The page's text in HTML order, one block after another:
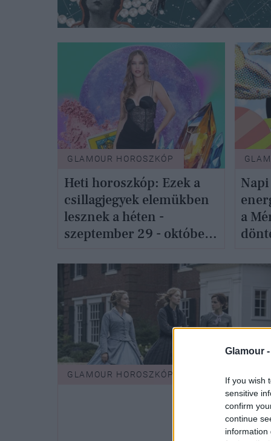
Glamour -
If you wish
sensitive
confirm
continue
information
GLAMOUR HOROSZKÓP
Heti horoszkóp: Ezek a
csillagjegyek elemükben
lesznek a héten -
szeptember 29 - október
a
GLAMOUR HOROSZKÓP